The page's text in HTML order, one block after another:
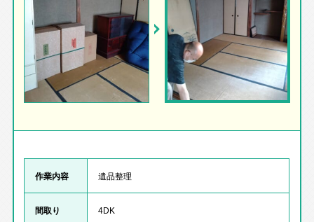
作業内容 遺品整理
間取り 4DK